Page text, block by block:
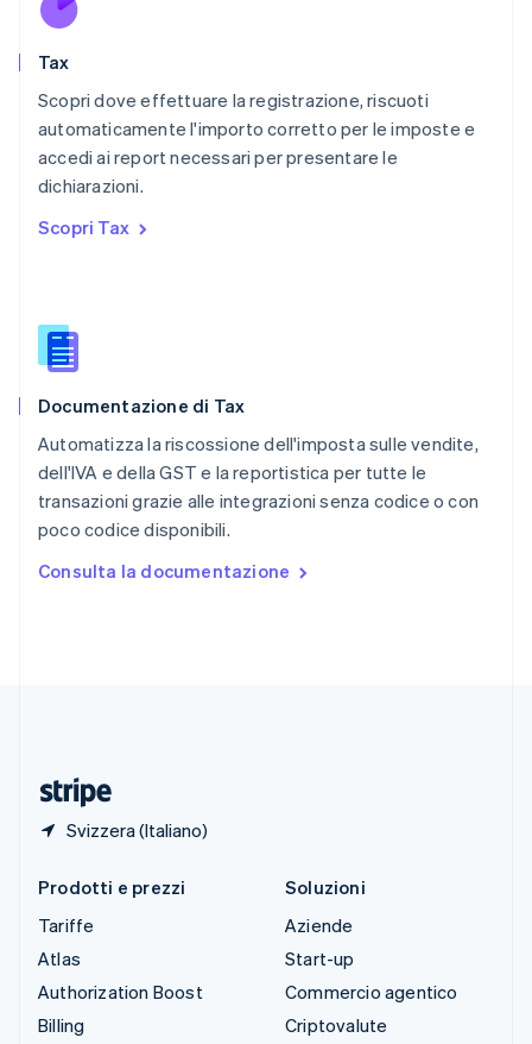
Tax
Scopri dove effettuare la registrazione, riscuoti
automaticamente l'importo corretto per le imposte e
accedi ai report necessari per presentare le
dichiarazioni.
Scopri Tax
Documentazione di Tax
Automatizza la riscossione dell'imposta sulle vendite,
dell'IVA e della GST e la reportistica per tutte le
transazioni grazie alle integrazioni senza codice o con
poco codice disponibili.
Consulta la documentazione
Svizzera (Italiano)
Paesi Bassi
English
Portogallo
RAS di Hong Kong, Cina
English简体中文
Regno Unito
English
English
Singapore
Slovacchia
English
Slovenia
Spagna
EspañolEnglish
English Español简体中文
Prodotti e prezzi
Tariffe
Atlas
Authorization Boost
Billing
Soluzioni
Aziende
Start-up
Commercio agentico
Criptovalute